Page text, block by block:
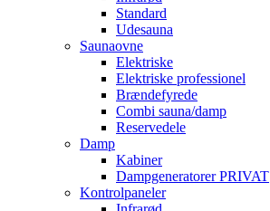
Standard
Udesauna
Saunaovne
Elektriske
Elektriske professionel
Brændefyrede
Combi sauna/damp
Reservedele
Damp
Kabiner
Dampgeneratorer PRIVAT
Kontrolpaneler